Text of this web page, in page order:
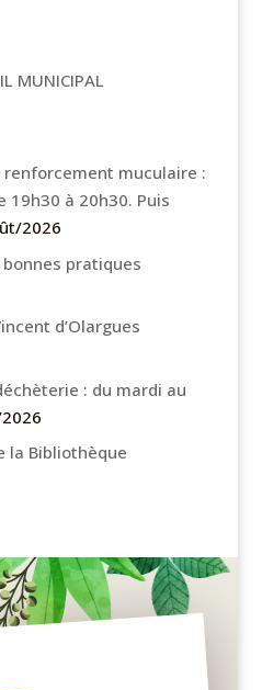
MUNICIPAL
renforcement muculaire :
19h30 à 20h30. Puis
2026
bonnes pratiques
d’Olargues
: du mardi au
la Bibliothèque